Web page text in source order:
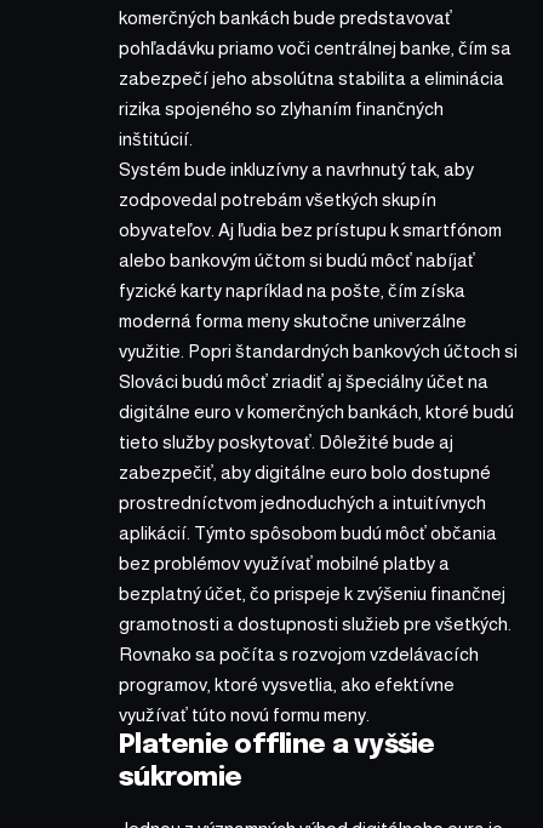
komerčných bankách bude predstavovať
pohľadávku priamo voči centrálnej banke, čím sa
zabezpečí jeho absolútna stabilita a eliminácia
rizika spojeného so zlyhaním finančných
inštitúcií.
Systém bude inkluzívny a navrhnutý tak, aby
zodpovedal potrebám všetkých skupín
obyvateľov. Aj ľudia bez prístupu k smartfónom
alebo bankovým účtom si budú môcť nabíjať
fyzické karty napríklad na pošte, čím získa
moderná forma meny skutočne univerzálne
využitie. Popri štandardných bankových účtoch si
Slováci budú môcť zriadiť aj špeciálny účet na
digitálne euro v komerčných bankách, ktoré budú
tieto služby poskytovať. Dôležité bude aj
zabezpečiť, aby digitálne euro bolo dostupné
prostredníctvom jednoduchých a intuitívnych
aplikácií. Týmto spôsobom budú môcť občania
bez problémov využívaťmobilné platby a
bezplatný účet , čo prispeje k zvýšeniu finančnej
gramotnosti a dostupnosti služieb pre všetkých.
Rovnako sa počíta s rozvojom vzdelávacích
programov, ktoré vysvetlia, ako efektívne
využívať túto novú formu meny.
Platenie offline a vyššie
súkromie